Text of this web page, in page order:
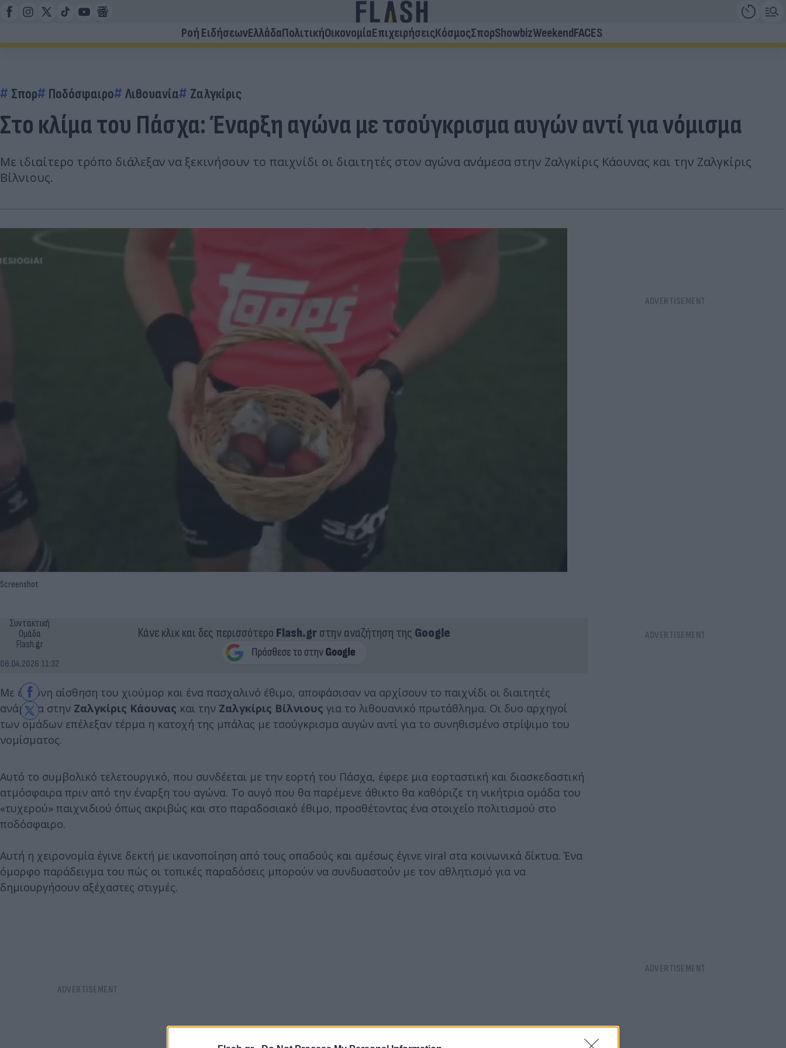
Ροή ΕιδήσεωνΕλλάδαΠολιτικήΟικονομίαΕπιχειρήσειςΚόσμοςΣπορShowbizWeekendFACES
Σπορ Ποδόσφαιρο Λιθουανία Ζαλγκίρις
Στο κλίμα του Πάσχα: Έναρξη αγώνα με τσούγκρισμα αυγών αντί για νόμισμα
Με ιδιαίτερο τρόπο διάλεξαν να ξεκινήσουν το παιχνίδι οι διαιτητές στον αγώνα ανάμεσα στην Ζαλγκίρις Κάουνας και την Ζαλγκίρις
Βίλνιους.
Screenshot
Συντακτική
Ομάδα
Flash.gr
06.04.2026 11:32
Κάνε κλικ και δες περισσότερο Flash.grστην αναζήτηση της Google
Με έντονη αίσθηση του χιούμορ και ένα πασχαλινό έθιμο, αποφάσισαν να αρχίσουν το παιχνίδι οι διαιτητές
ανάμεσα στην Ζαλγκίρις Κάουνας και την Ζαλγκίρις Βίλνιους για το λιθουανικό πρωτάθλημα. Οι δυο αρχηγοί
των ομάδων επέλεξαν τέρμα η κατοχή της μπάλας με τσούγκρισμα αυγών αντί για το συνηθισμένο στρίψιμο του
νομίσματος.
Αυτό το συμβολικό τελετουργικό, που συνδέεται με την εορτή του Πάσχα, έφερε μια εορταστική και διασκεδαστική
ατμόσφαιρα πριν από την έναρξη του αγώνα. Το αυγό που θα παρέμενε άθικτο θα καθόριζε τη νικήτρια ομάδα του
«τυχερού» παιχνιδιού όπως ακριβώς και στο παραδοσιακό έθιμο, προσθέτοντας ένα στοιχείο πολιτισμού στο
ποδόσφαιρο.
Αυτή η χειρονομία έγινε δεκτή με ικανοποίηση από τους οπαδούς και αμέσως έγινε viral στα κοινωνικά δίκτυα. Ένα
όμορφο παράδειγμα του πώς οι τοπικές παραδόσεις μπορούν να συνδυαστούν με τον αθλητισμό για να
δημιουργήσουν αξέχαστες στιγμές.